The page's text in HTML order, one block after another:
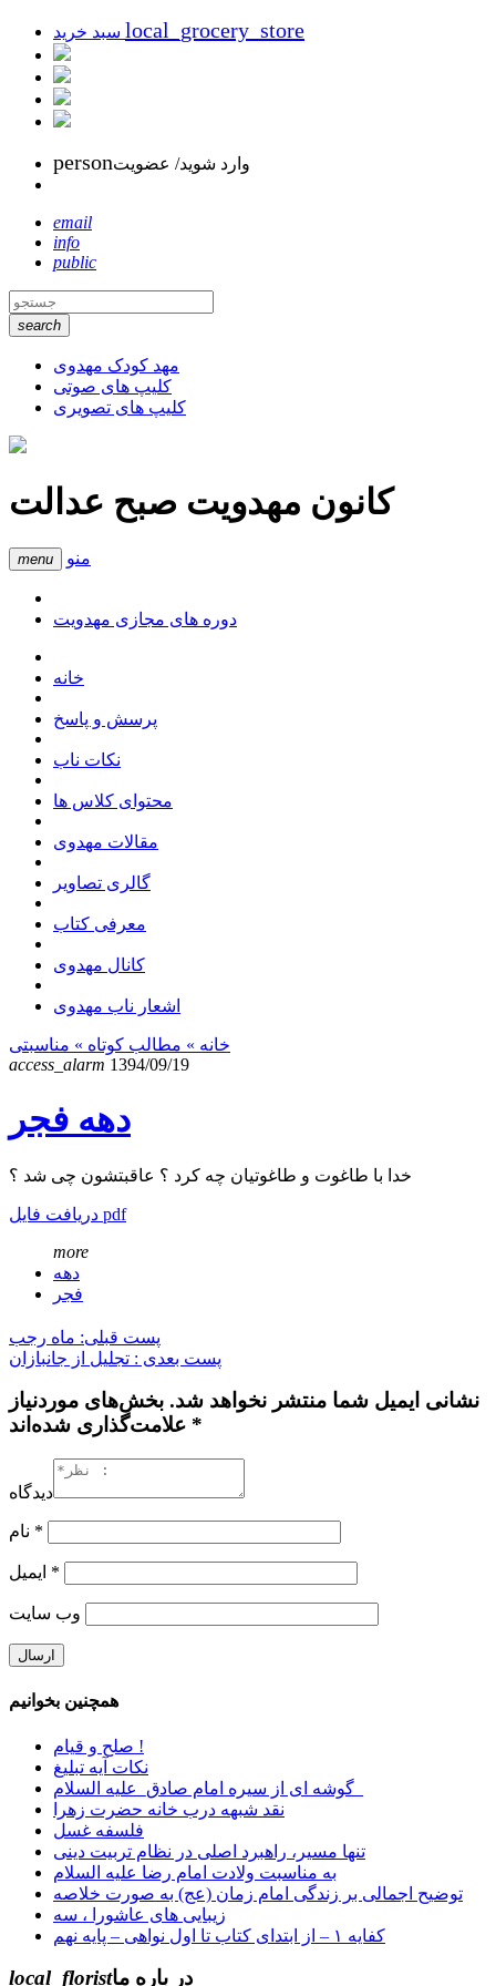
local_grocery_store
personوارد شوید/ عضویت
email
info
public
search
مهد کودک مهدوی
کلیپ های صوتی
کلیپ های تصویری
کانون مهدویت صبح عدالت
menu منو
دوره های مجازی مهدویت
خانه
پرسش و پاسخ
نکات ناب
محتوای کلاس ها
مقالات مهدوی
گالری تصاویر
معرفی کتاب
کانال مهدوی
اشعار ناب مهدوی
خانه » مطالب کوتاه » مناسبتی
access_alarm 1394/09/19
دهه فجر
خدا با طاغوت و طاغوتیان چه کرد ؟ عاقبتشون چی شد ؟
دریافت فایل pdf
more
دهه
فجر
پست قبلی: ماه رجب
پست بعدی : تجلیل از جانبازان
نشانی ایمیل شما منتشر نخواهد شد. بخش‌های موردنیاز
علامت‌گذاری شده‌اند *
دیدگاه
*
*
وب‌ سایت
همچنین بخوانیم
صلح و قیام !
نکات آیه تبلیغ
نقد شبهه درب خانه حضرت زهرا
فلسفه غسل
تنها مسیر، راهبرد اصلی در نظام تربیت دینی
به مناسبت ولادت امام رضا علیه السلام
توضیح اجمالی بر زندگی امام زمان (عج) به صورت خلاصه
زیبایی های عاشورا ، سه
کفایه ۱ – از ابتدای کتاب تا اول نواهی – پایه نهم
local_floristدر باره ما